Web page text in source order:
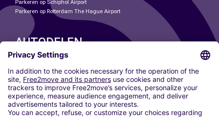
Parkeren op Schiphol Airport
Parkeren op Rotterdam The Hague Airport
AUTODELEN
ONZE STEDEN
Paris
Madrid
Washington DC
Milaan
Rome